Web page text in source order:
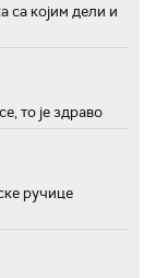
са којим дели и
то је здраво
ручице